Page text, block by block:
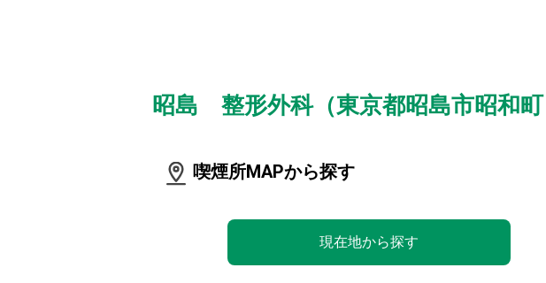
昭島 整形外科（東京都昭島市昭和
喫煙所MAPから探す
現在地から探す